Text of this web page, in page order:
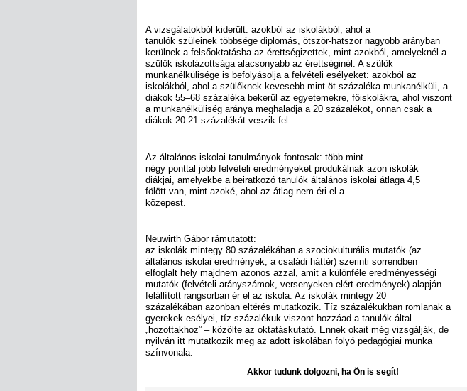
A vizsgálatokból kiderült: azokból az iskolákból, ahol a
tanulók szüleinek többsége diplomás, ötször-hatszor nagyobb arányban
kerülnek a felsőoktatásba az érettségizettek, mint azokból, amelyeknél a
szülők iskolázottsága alacsonyabb az érettséginél. A szülők
munkanélkülisége is befolyásolja a felvételi esélyeket: azokból az
iskolákból, ahol a szülőknek kevesebb mint öt százaléka munkanélküli, a
diákok 55–68 százaléka bekerül az egyetemekre, főiskolákra, ahol viszont
a munkanélküliség aránya meghaladja a 20 százalékot, onnan csak a
diákok 20-21 százalékát veszik fel.
Az általános iskolai tanulmányok fontosak: több mint
négy ponttal jobb felvételi eredményeket produkálnak azon iskolák
diákjai, amelyekbe a beiratkozó tanulók általános iskolai átlaga 4,5
fölött van, mint azoké, ahol az átlag nem éri el a
közepest.
Neuwirth Gábor rámutatott:
az iskolák mintegy 80 százalékában a szociokulturális mutatók (az
általános iskolai eredmények, a családi háttér) szerinti sorrendben
elfoglalt hely majdnem azonos azzal, amit a különféle eredményességi
mutatók (felvételi arányszámok, versenyeken elért eredmények) alapján
felállított rangsorban ér el az iskola. Az iskolák mintegy 20
százalékában azonban eltérés mutatkozik. Tíz százalékukban romlanak a
gyerekek esélyei, tíz százalékuk viszont hozzáad a tanulók által
„hozottakhoz” – közölte az oktatáskutató. Ennek okait még vizsgálják, de
nyilván itt mutatkozik meg az adott iskolában folyó pedagógiai munka
színvonala.
Akkor tudunk dolgozni, ha Ön is segít!